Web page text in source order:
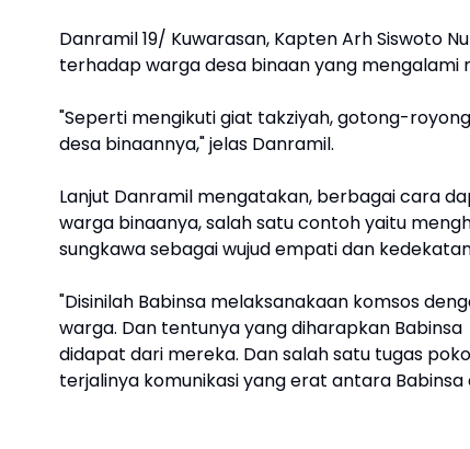
Danramil 19/ Kuwarasan, Kapten Arh Siswoto
terhadap warga desa binaan yang mengalami
"Seperti mengikuti giat takziyah, gotong-
desa binaannya," jelas Danramil.
Lanjut Danramil mengatakan, berbagai cara
warga binaanya, salah satu contoh yaitu
sungkawa sebagai wujud empati dan
"Disinilah Babinsa melaksanakaan komsos
warga. Dan tentunya yang diharapkan
didapat dari mereka. Dan salah satu tugas
terjalinya komunikasi yang erat antara